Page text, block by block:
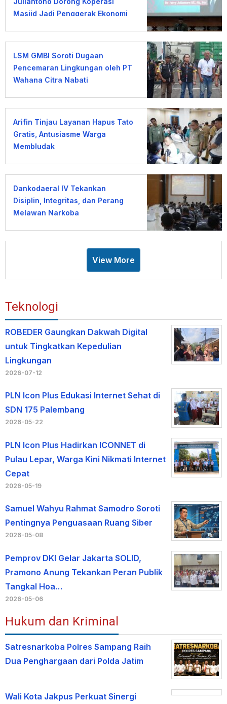
Masjid Jadi Penggerak Ekonomi
LSM GMBI Soroti Dugaan
Pencemaran Lingkungan oleh PT
Wahana Citra Nabati
Arifin Tinjau Layanan Hapus Tato
Gratis, Antusiasme Warga
Membludak
Dankodaeral IV Tekankan
Disiplin, Integritas, dan Perang
Melawan Narkoba
View More
Teknologi
ROBEDER Gaungkan Dakwah Digital
untuk Tingkatkan Kepedulian
Lingkungan
2026-07-12
PLN Icon Plus Edukasi Internet Sehat di
SDN 175 Palembang
2026-05-22
PLN Icon Plus Hadirkan ICONNET di
Pulau Lepar, Warga Kini Nikmati Internet
Cepat
2026-05-19
Samuel Wahyu Rahmat Samodro Soroti
Pentingnya Penguasaan Ruang Siber
2026-05-08
Pemprov DKI Gelar Jakarta SOLID,
Pramono Anung Tekankan Peran Publik
Tangkal Hoa…
2026-05-06
Hukum dan Kriminal
Satresnarkoba Polres Sampang Raih
Dua Penghargaan dari Polda Jatim
Wali Kota Jakpus Perkuat Sinergi